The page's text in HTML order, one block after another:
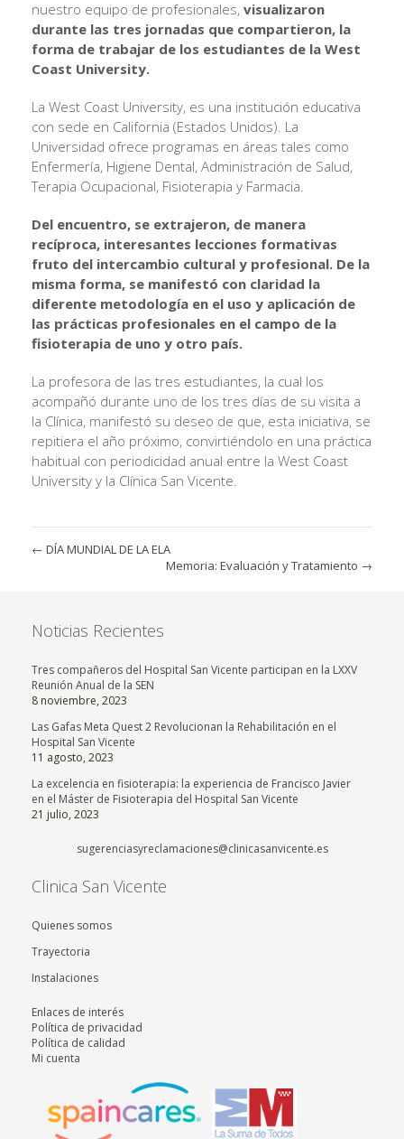
nuestro equipo de profesionales, visualizaron
durante las tres jornadas que compartieron, la
forma de trabajar de los estudiantes de la West
Coast University.
La West Coast University, es una institución educativa
con sede en California (Estados Unidos). La
Universidad ofrece programas en áreas tales como
Enfermería, Higiene Dental, Administración de Salud,
Terapia Ocupacional, Fisioterapia y Farmacia.
Del encuentro, se extrajeron, de manera
recíproca, interesantes lecciones formativas
fruto del intercambio cultural y profesional. De la
misma forma, se manifestó con claridad la
diferente metodología en el uso y aplicación de
las prácticas profesionales en el campo de la
fisioterapia de uno y otro país.
La profesora de las tres estudiantes, la cual los
acompañó durante uno de los tres días de su visita a
la Clínica, manifestó su deseo de que, esta iniciativa, se
repitiera el año próximo, convirtiéndolo en una práctica
habitual con periodicidad anual entre la West Coast
University y la Clínica San Vicente.
← DÍA MUNDIAL DE LA ELA
Memoria: Evaluación y Tratamiento →
Noticias Recientes
Tres compañeros del Hospital San Vicente participan en la LXXV
Reunión Anual de la SEN
8 noviembre, 2023
Las Gafas Meta Quest 2 Revolucionan la Rehabilitación en el
Hospital San Vicente
11 agosto, 2023
La excelencia en fisioterapia: la experiencia de Francisco Javier
en el Máster de Fisioterapia del Hospital San Vicente
21 julio, 2023
sugerenciasyreclamaciones@clinicasanvicente.es
Clinica San Vicente
Quienes somos
Trayectoria
Instalaciones
Enlaces de interés
Política de privacidad
Política de calidad
Mi cuenta